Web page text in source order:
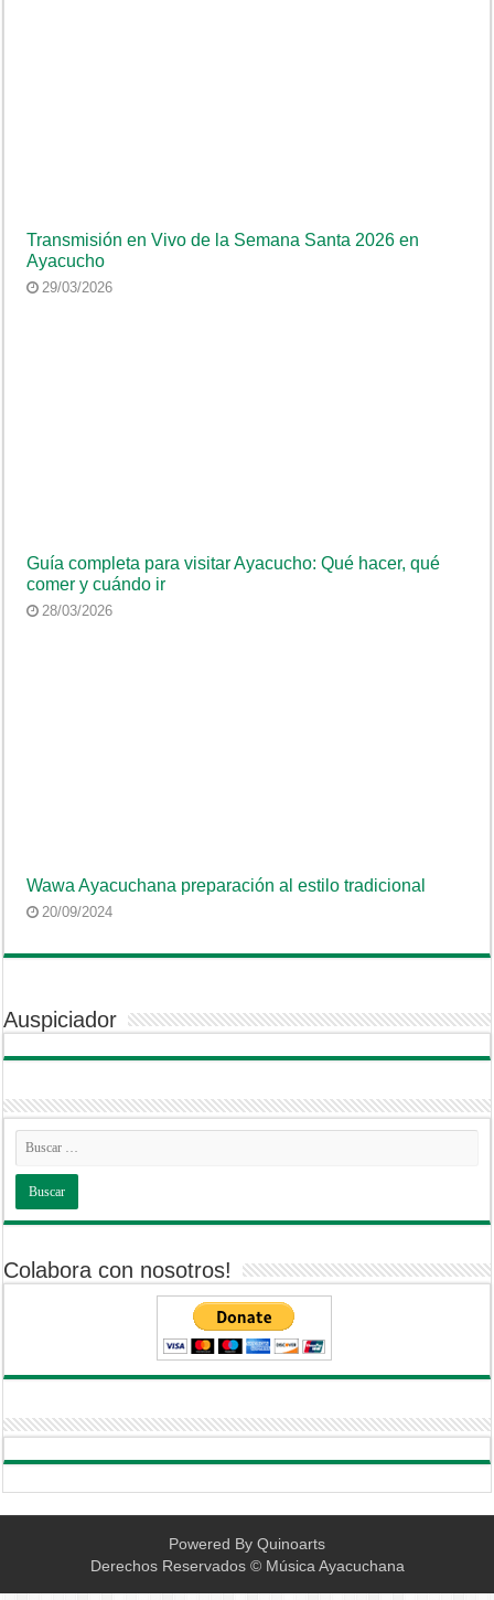
Transmisión en Vivo de la Semana Santa 2026 en
Ayacucho
29/03/2026
Guía completa para visitar Ayacucho: Qué hacer, qué
comer y cuándo ir
28/03/2026
Wawa Ayacuchana preparación al estilo tradicional
20/09/2024
Auspiciador
Colabora con nosotros!
Powered By Quinoarts
Derechos Reservados © Música Ayacuchana